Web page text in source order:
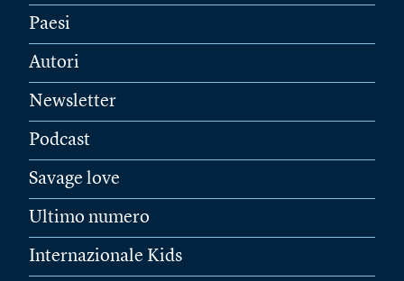
Paesi
Autori
Newsletter
Podcast
Savage love
Ultimo numero
Internazionale Kids